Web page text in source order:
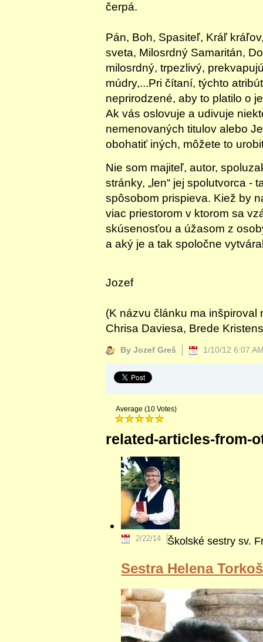
čerpá.
Pán, Boh, Spasiteľ, Kráľ
sveta, Milosrdný Samaritán,
milosrdný, trpezlivý,
múdry,...Pri čítaní, týchto
neprirodzené, aby to platilo o
Ak vás oslovuje a udivuje
nemenovaných titulov alebo
obohatiť iných, môžete to
Nie som majiteľ, autor,
stránky, „len“ jej spolutvorca -
spôsobom prispieva. Kiež by
viac priestorom v ktorom sa
skúsenosťou a úžasom z
a aký je a tak spoločne
Jozef
(K názvu článku ma
Chrisa Daviesa, Brede
By Jozef Greš 1/10/12 6:07
Average (10 Votes)
related-articles-from-
Školské sestry sv.
2/22/14
Sestra Helena